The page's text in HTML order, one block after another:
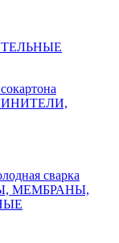
сварка
МЕМБРАНЫ,